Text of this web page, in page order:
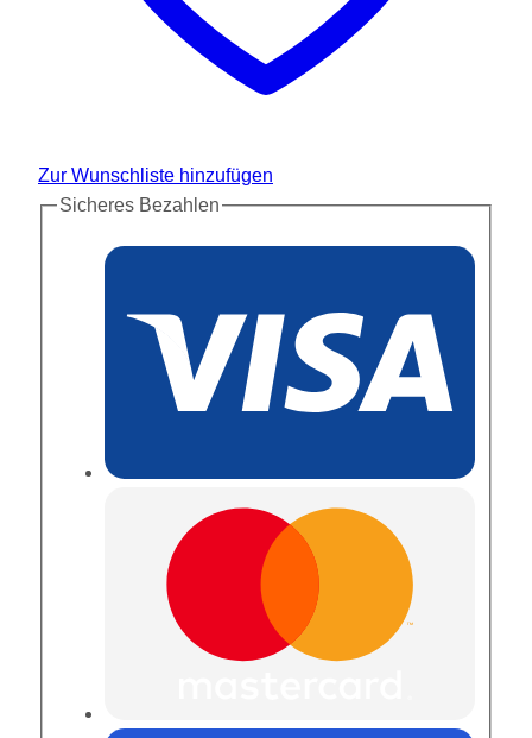
Zur Wunschliste hinzufügen
Sicheres Bezahlen